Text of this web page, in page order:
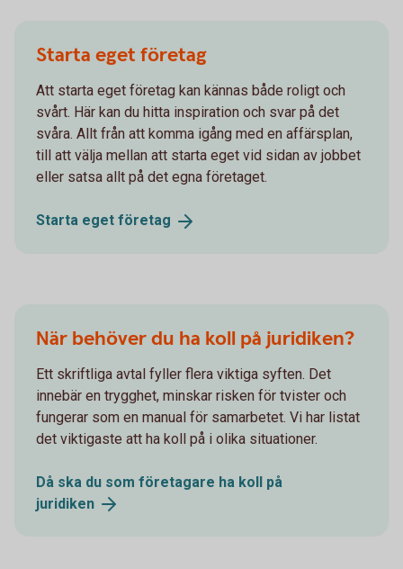
Starta eget företag
Att starta eget företag kan kännas både roligt och
svårt. Här kan du hitta inspiration och svar på det
svåra. Allt från att komma igång med en affärsplan,
till att välja mellan att starta eget vid sidan av jobbet
eller satsa allt på det egna företaget.
Starta eget företag
När behöver du ha koll på juridiken?
Ett skriftliga avtal fyller flera viktiga syften. Det
innebär en trygghet, minskar risken för tvister och
fungerar som en manual för samarbetet. Vi har listat
det viktigaste att ha koll på i olika situationer.
Då ska du som företagare ha koll på
juridiken